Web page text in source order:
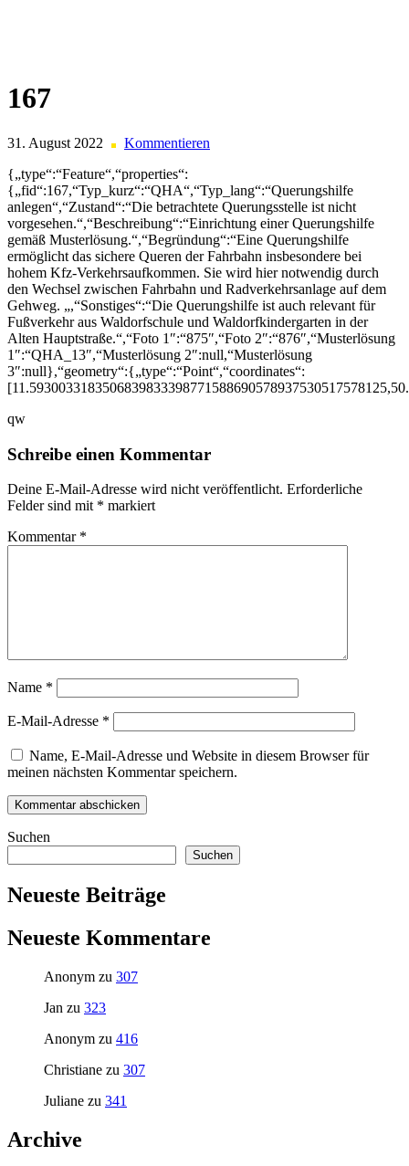
167
31. August 2022
Kommentieren
{„type“:“Feature“,“properties“:
{„fid“:167,“Typ_kurz“:“QHA“,“Typ_lang“:“Querungshilfe
anlegen“,“Zustand“:“Die betrachtete Querungsstelle ist nicht
vorgesehen.“,“Beschreibung“:“Einrichtung einer Querungshilfe
gemäß Musterlösung.“,“Begründung“:“Eine Querungshilfe
ermöglicht das sichere Queren der Fahrbahn insbesondere bei
hohem Kfz-Verkehrsaufkommen. Sie wird hier notwendig durch
den Wechsel zwischen Fahrbahn und Radverkehrsanlage auf dem
Gehweg. „,“Sonstiges“:“Die Querungshilfe ist auch relevant für
Fußverkehr aus Waldorfschule und Waldorfkindergarten in der
Alten Hauptstraße.“,“Foto 1″:“875″,“Foto 2″:“876″,“Musterlösung
1″:“QHA_13″,“Musterlösung 2″:null,“Musterlösung
3″:null},“geometry“:{„type“:“Point“,“coordinates“:
qw
Schreibe einen Kommentar
Deine E-Mail-Adresse wird nicht veröffentlicht. Erforderliche
Felder sind mit * markiert
Kommentar *
Name *
E-Mail-Adresse *
Name, E-Mail-Adresse und Website in diesem Browser für
meinen nächsten Kommentar speichern.
Suchen
Suchen
Neueste Beiträge
Neueste Kommentare
Anonym zu 307
Jan zu 323
Anonym zu 416
Christiane zu 307
Juliane zu 341
Archive